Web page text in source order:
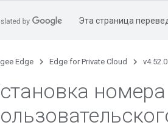
Эта страница
Edge Edge for Private Cloud